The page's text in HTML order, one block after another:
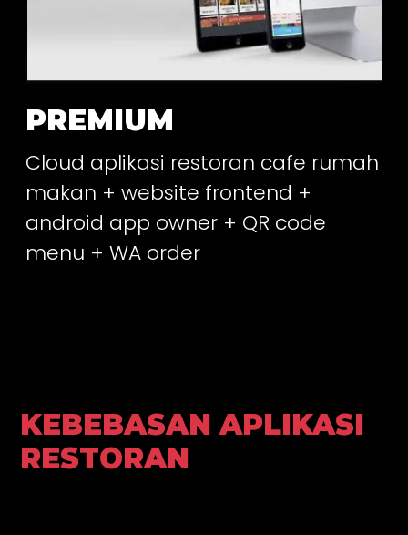
PREMIUM
Cloud aplikasi restoran cafe rumah
makan + website frontend +
android app owner + QR code
menu + WA order
KEBEBASAN APLIKASI
RESTORAN